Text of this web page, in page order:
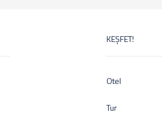
KEŞFET!
Otel
Tur